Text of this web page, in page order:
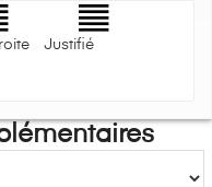
Justifié